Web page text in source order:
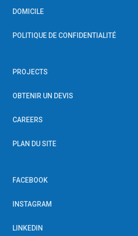
DOMICILE
POLITIQUE DE CONFIDENTIALITÉ
PROJECTS
OBTENIR UN DEVIS
CAREERS
PLAN DU SITE
FACEBOOK
INSTAGRAM
LINKEDIN